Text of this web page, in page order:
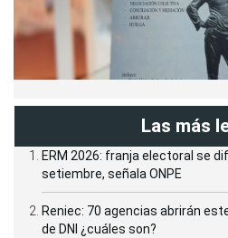
Las más
ERM 2026: franja electoral se
setiembre, señala ONPE
Reniec: 70 agencias abrirán
de DNI ¿cuáles son?